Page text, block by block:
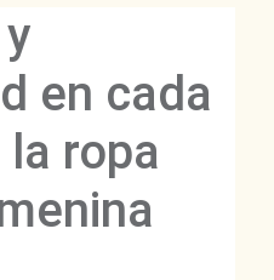
en cada
ropa